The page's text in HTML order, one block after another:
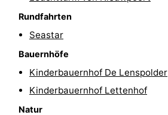
Rundfahrten
Seastar
Bauernhöfe
Kinderbauernhof De Lenspolder
Kinderbauernhof Lettenhof
Natur